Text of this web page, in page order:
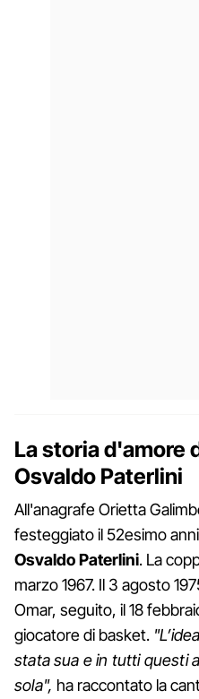
La storia d'amore
Osvaldo Paterlini
All'anagrafe Orietta
festeggiato il 52esimo
Osvaldo Paterlini. La
marzo 1967. Il 3 agosto
Omar, seguito, il 18
giocatore di basket.
stata sua e in tutti questi
sola", ha raccontato la